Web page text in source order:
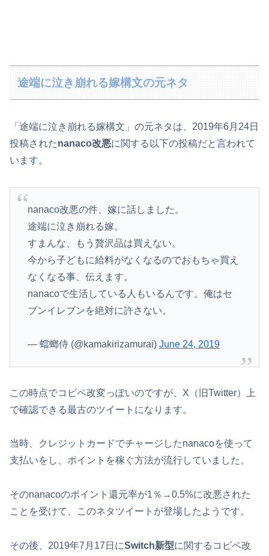
途端に泣き崩れる嫁構文の元ネタ
「途端に泣き崩れる嫁構文」の元ネタは、2019年6月24日
投稿されたnanaco改悪に関する以下の投稿だと言われて
います。
nanaco改悪の件、嫁に話しました。
途端に泣き崩れる嫁。
すまんな、もう贅沢品は買えない。
今から子どもに給料がなくなるのでおもちゃ買え
なくなる事、伝えます。
nanacoで生活している人もいるんです。俺はセ
ブンイレブンを絶対に許さない。
— 蟷螂侍 (@kamakirizamurai) June 24, 2019
この時点でコピペ改変っぽいのですが、X（旧Twitter）上
で確認できる最古のツイートになります。
当時、クレジットカードでチャージしたnanacoを使って
支払いをし、ポイントを稼ぐ方法が流行していました。
そのnanacoのポイント還元率が1％→0.5%に改悪された
ことを受けて、このネタツイートが登場したようです。
その後、2019年7月17日にSwitch新型に関するコピペ改